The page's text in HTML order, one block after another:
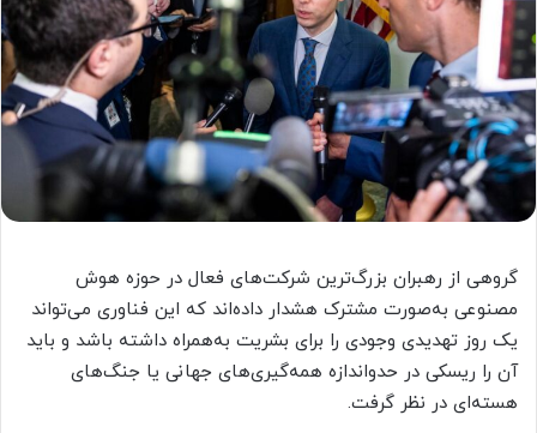
گروهی از رهبران بزرگ‌ترین شرکت‌های فعال در حوزه هوش
مصنوعی به‌صورت مشترک هشدار داده‌اند که این فناوری می‌تواند
یک روز تهدیدی وجودی را برای بشریت به‌همراه داشته باشد و باید
آن را ریسکی در حدواندازه همه‌گیری‌های جهانی یا جنگ‌های
هسته‌ای در نظر گرفت.